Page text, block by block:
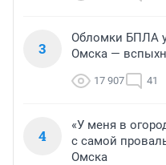
3
Обломки БПЛА
Омска —
17 907 41
4
«У меня в
с самой
Омска